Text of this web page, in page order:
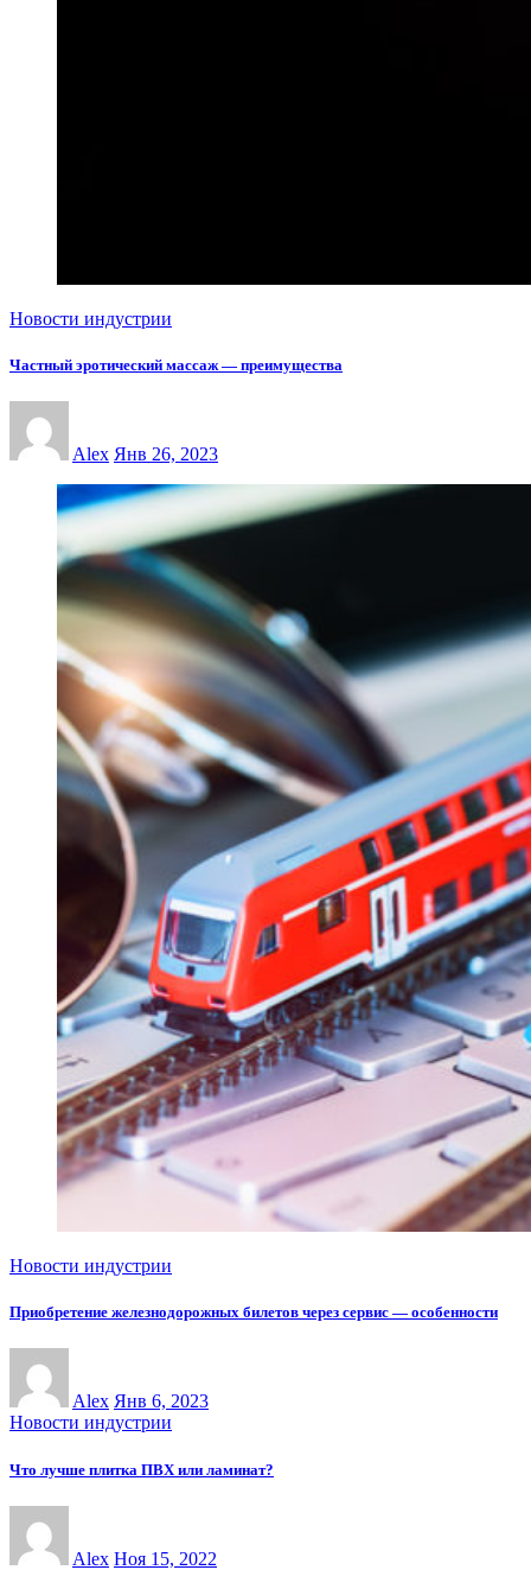
Новости индустрии
Частный эротический массаж — преимущества
Alex Янв 26, 2023
Новости индустрии
Приобретение железнодорожных билетов через сервис — особенности
Alex Янв 6, 2023
Новости индустрии
Что лучше плитка ПВХ или ламинат?
Alex Ноя 15, 2022